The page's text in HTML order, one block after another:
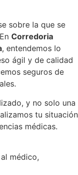
sobre la que se
Corredoria
, entendemos lo
ágil y de calidad
seguros de
y no solo una
tu situación
médicas.
médico,